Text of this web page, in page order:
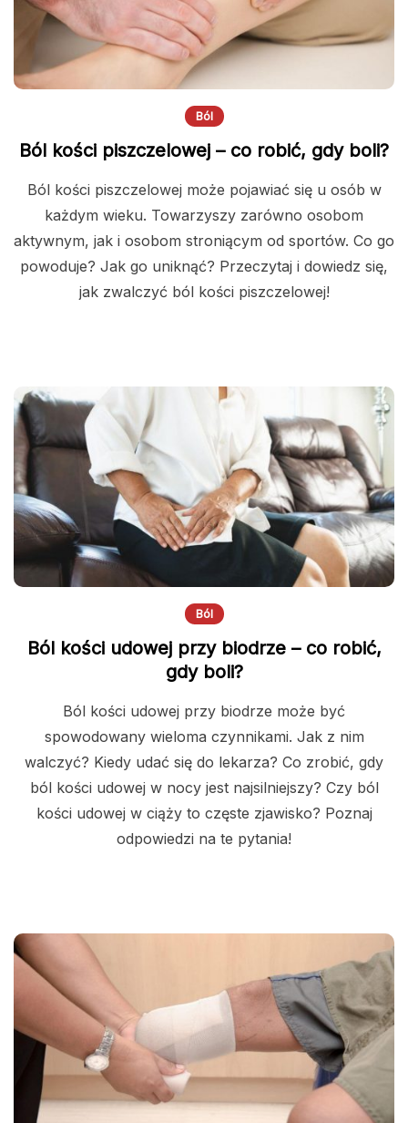
Ból
Ból kości piszczelowej – co robić, gdy boli?
Ból kości piszczelowej może pojawiać się u osób w
każdym wieku. Towarzyszy zarówno osobom
aktywnym, jak i osobom stroniącym od sportów. Co go
powoduje? Jak go uniknąć? Przeczytaj i dowiedz się,
jak zwalczyć ból kości piszczelowej!
Ból
Ból kości udowej przy biodrze – co robić,
gdy boli?
Ból kości udowej przy biodrze może być
spowodowany wieloma czynnikami. Jak z nim
walczyć? Kiedy udać się do lekarza? Co zrobić, gdy
ból kości udowej w nocy jest najsilniejszy? Czy ból
kości udowej w ciąży to częste zjawisko? Poznaj
odpowiedzi na te pytania!